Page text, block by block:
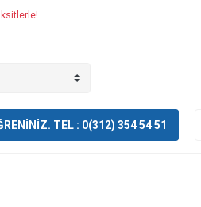
TEL : 0(312) 354 54 51